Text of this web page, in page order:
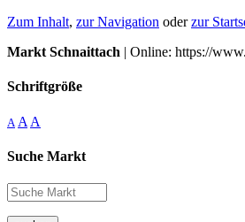
Zum Inhalt, zur Navigation oderzur
Markt Schnaittach | Online: https://
Schriftgröße
A A A
Suche Markt